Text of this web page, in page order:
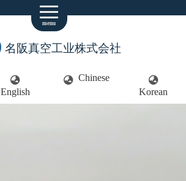
名阪真空工业株式会社
English
Chinese
Korean
menu